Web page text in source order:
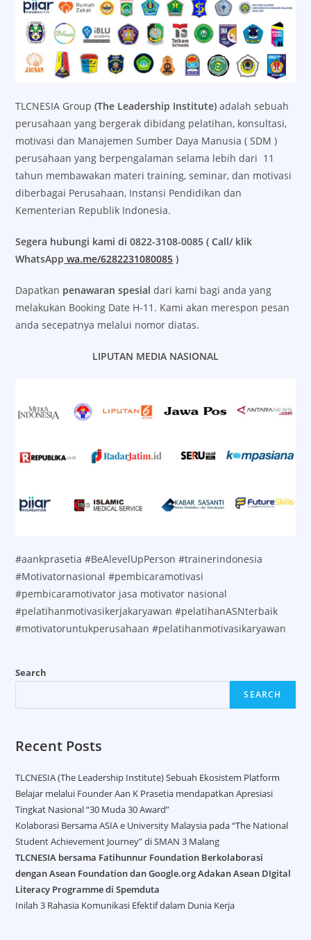
TLCNESIA Group(The Leadership Institute)adalah sebuah
perusahaan yang bergerak dibidang pelatihan, konsultasi,
motivasi dan Manajemen Sumber Daya Manusia ( SDM )
perusahaan yang berpengalaman selama lebih dari 11
tahun membawakan materi training, seminar, dan motivasi
diberbagai Perusahaan, Instansi Pendidikan dan
Kementerian Republik Indonesia.
Segera hubungi kami di 0822-3108-0085 ( Call/ klik
WhatsApp wa.me/6282231080085 )
Dapatkan penawaran spesial dari kami bagi anda yang
melakukan Booking Date H-11. Kami akan merespon pesan
anda secepatnya melalui nomor diatas.
LIPUTAN MEDIA NASIONAL
#aankprasetia #BeAlevelUpPerson #trainerindonesia
#Motivatornasional #pembicaramotivasi
#pembicaramotivator jasa motivator nasional
#pelatihanmotivasikerjakaryawan #pelatihanASNterbaik
#motivatoruntukperusahaan #pelatihanmotivasikaryawan
Search
SEARCH
Recent Posts
TLCNESIA (The Leadership Institute) Sebuah Ekosistem Platform
Belajar melalui Founder Aan K Prasetia mendapatkan Apresiasi
Tingkat Nasional “30 Muda 30 Award”
Kolaborasi Bersama ASIA e University Malaysia pada “The National
Student Achievement Journey” di SMAN 3 Malang
TLCNESIA bersama Fatihunnur Foundation Berkolaborasi
dengan Asean Foundation dan Google.org Adakan Asean DIgital
Literacy Programme di Spemduta​
Inilah 3 Rahasia Komunikasi Efektif dalam Dunia Kerja